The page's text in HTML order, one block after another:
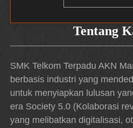
Tentang
SMK Telkom Terpadu AKN
berbasis industri yang
untuk menyiapkan lulusan
era Society 5.0 (Kolaborasi
yang melibatkan digitalisasi,